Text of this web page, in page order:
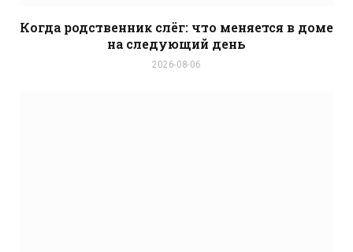
Когда родственник слёг: что меняется в доме
на следующий день
2026-08-06